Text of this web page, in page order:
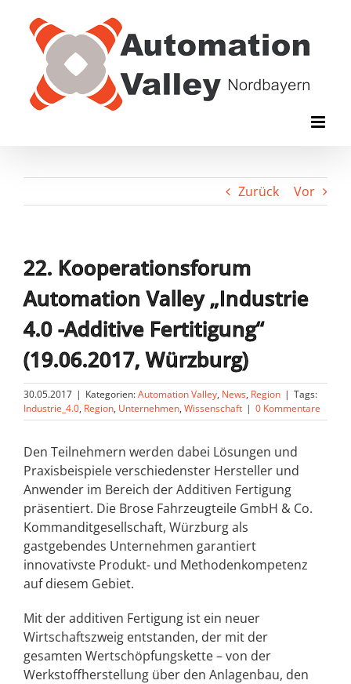
Inhalt
springen
Zurück Vor
22. Kooperationsforum
Automation Valley „Industrie
4.0 -Additive Fertitigung“
(19.06.2017, Würzburg)
30.05.2017 | Kategorien:Automation Valley, News, Region | Tags:
Industrie_4.0, Region, Unternehmen, Wissenschaft | 0 Kommentare
Den Teilnehmern werden dabei Lösungen und
Praxisbeispiele verschiedenster Hersteller und
Anwender im Bereich der Additiven Fertigung
präsentiert. Die Brose Fahrzeugteile GmbH & Co.
Kommanditgesellschaft, Würzburg als
gastgebendes Unternehmen garantiert
innovativste Produkt- und Methodenkompetenz
auf diesem Gebiet.
Mit der additiven Fertigung ist ein neuer
Wirtschaftszweig entstanden, der mit der
gesamten Wertschöpfungskette – von der
Werkstoffherstellung über den Anlagenbau, den